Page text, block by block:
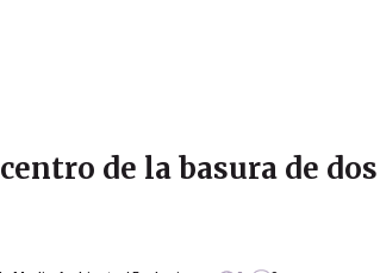
de la basura de dos